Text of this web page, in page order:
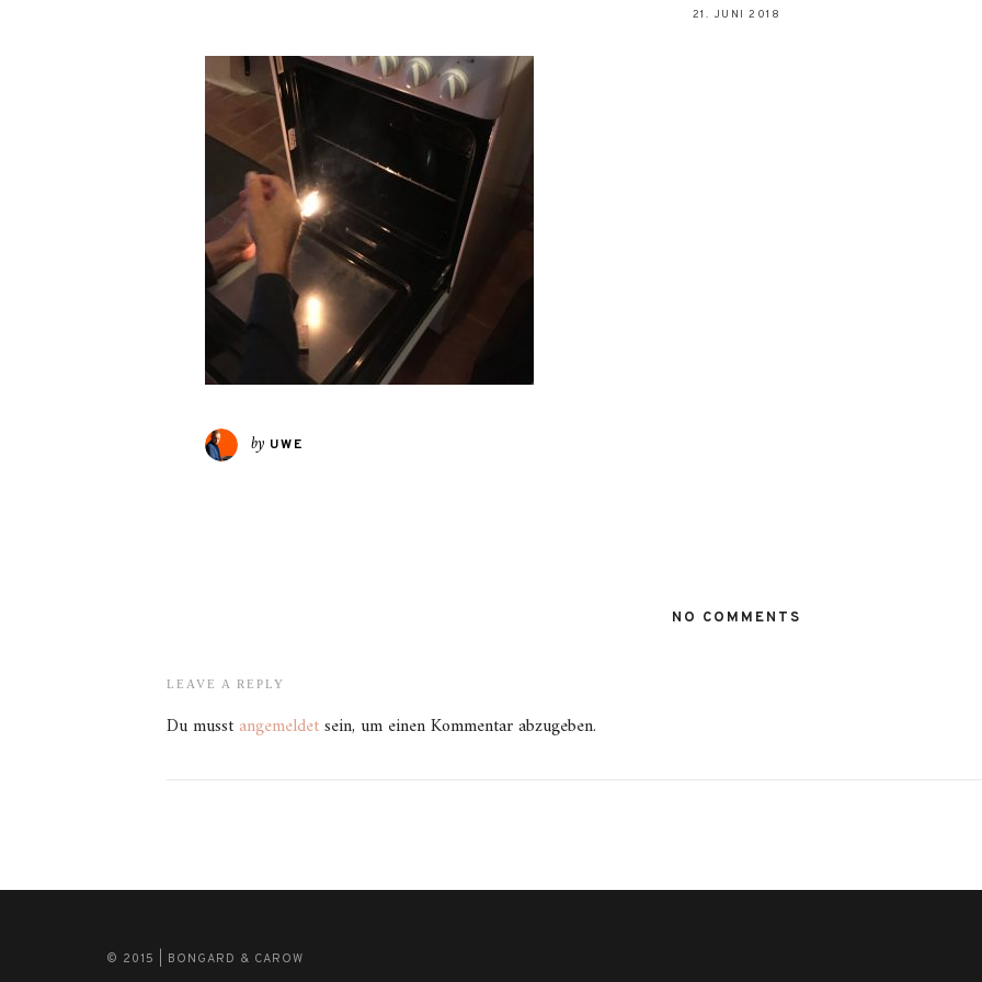
21. JUNI 2018
by UWE
NO COMMENTS
LEAVE A REPLY
Du musst angemeldetsein, um einen Kommentar abzugeben.
© 2015 | BONGARD & CAROW